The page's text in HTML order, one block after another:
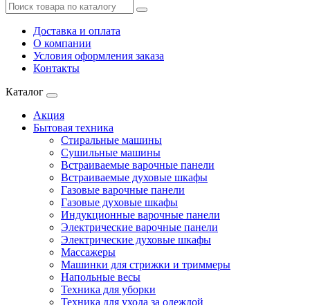
Доставка и оплата
О компании
Условия оформления заказа
Контакты
Каталог
Акция
Бытовая техника
Стиральные машины
Сушильные машины
Встраиваемые варочные панели
Встраиваемые духовые шкафы
Газовые варочные панели
Газовые духовые шкафы
Индукционные варочные панели
Электрические варочные панели
Электрические духовые шкафы
Массажеры
Машинки для стрижки и триммеры
Напольные весы
Техника для уборки
Техника для ухода за одеждой